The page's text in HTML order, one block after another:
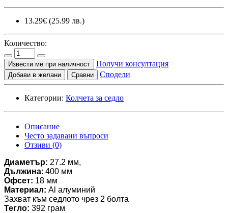
13.29€ (25.99 лв.)
Количество:
Извести ме при наличност Получи консултация
Добави в желани Сравни Сподели
Категории: Колчета за седло
Описание
Често задавани въпроси
Отзиви (0)
Диаметър: 27.2 мм,
Дължина: 400 мм
Офсет: 18 мм
Материал: Al алуминий
Захват към седлото чрез 2 болта
Тегло: 392 грам